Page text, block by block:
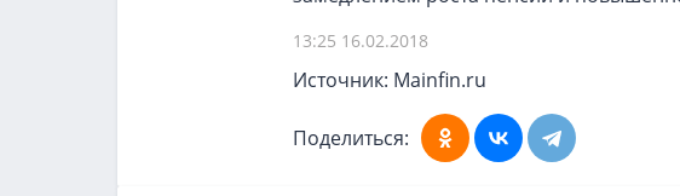
13:25 16.02.2018
Источник: Mainfin.ru
Поделиться: